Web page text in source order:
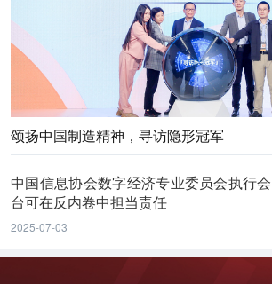
颂扬中国制造精神，寻访隐形冠军
中国信息协会数字经济专业委员会执行
台可在反内卷中担当责任
2025-07-03